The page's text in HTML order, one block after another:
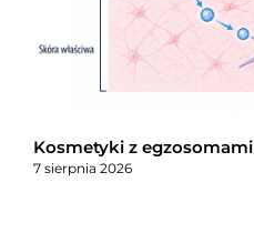
Kosmetyki z egzosomami
7 sierpnia 2026